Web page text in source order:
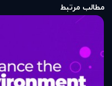
مطالب مرتبط